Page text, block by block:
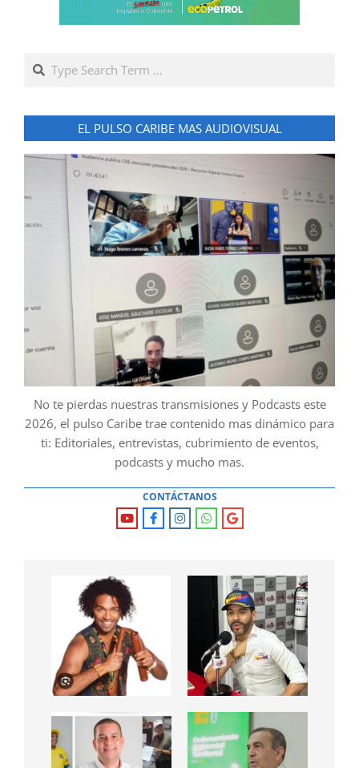
Search
EL PULSO CARIBE MAS AUDIOVISUAL
No te pierdas nuestras transmisiones y Podcasts este
2026, el pulso Caribe trae contenido mas dinámico para
ti: Editoriales, entrevistas, cubrimiento de eventos,
podcasts y mucho mas.
CONTÁCTANOS